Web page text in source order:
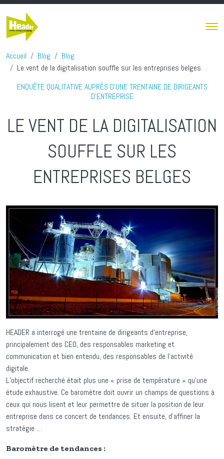
Aller au contenu principal
Accueil Blog
Blog
Le vent de la digitalisation souffle sur les entreprises belges
ENQUÊTE QUALITATIVE AUPRÈS D’UNE TRENTAINE DE DIRIGEANTS
D’ENTREPRISE
LE VENT DE LA DIGITALISATION
SOUFFLE SUR LES
ENTREPRISES BELGES
HEADER a interrogé une trentaine de dirigeants d’entreprise,
principalement des CEO, des responsables marketing et
communication et bien entendu, des responsables de l’activité
digitale.
L’objectif recherché était plus une « prise de température » qu’une
étude exhaustive. Ce baromètre doit ouvrir un champs de questions à
ceux qui nous lisent et leur permettre de situer la position de leur
entreprise dans ce concert de tendances. Et ensuite, d’affiner la
stratégie …
Baromètre de tendances :